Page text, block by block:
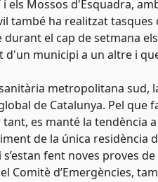
i els Mossos d'Esquadra,
també ha realitzat
durant el cap de setmana
municipi a un altre i
metropolitana sud,
de Catalunya. Pel que
tant, es manté la tendència
de la única
s’estan fent noves proves
Comitè d’Emergències,